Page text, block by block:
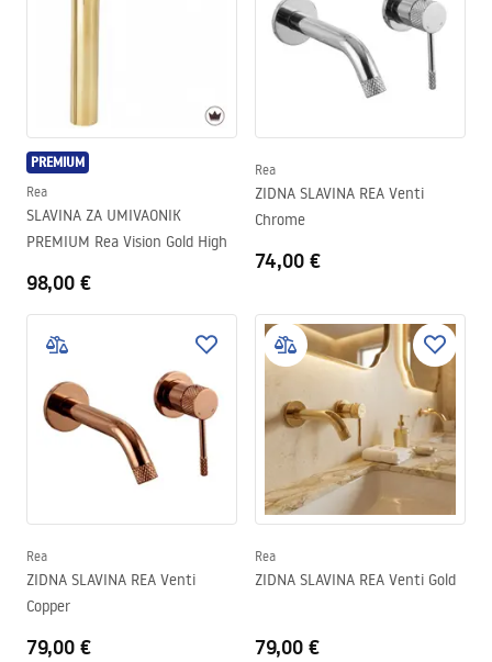
PREMIUM
Rea
SLAVINA ZA UMIVAONIK
PREMIUM Rea Vision Gold High
98,00 €
Rea
ZIDNA SLAVINA REA Venti
Chrome
74,00 €
Rea
ZIDNA SLAVINA REA Venti
Copper
79,00 €
Rea
ZIDNA SLAVINA REA Venti Gold
79,00 €